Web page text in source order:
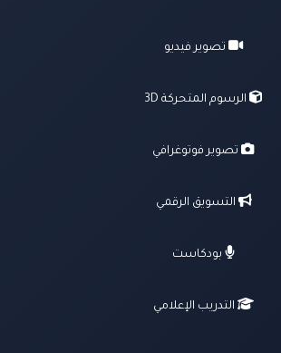
تصوير فيديو
الرسوم المتحركة 3D
تصوير فوتوغرافي
التسويق الرقمي
بودكاست
التدريب الإعلامي